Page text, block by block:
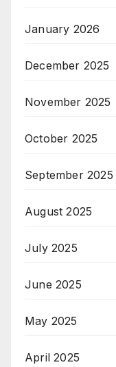
January 2026
December 2025
November 2025
October 2025
September 2025
August 2025
July 2025
June 2025
May 2025
April 2025